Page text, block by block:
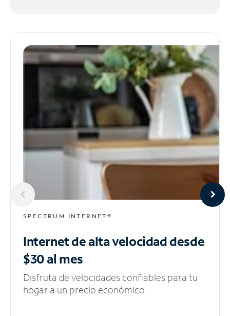
SPECTRUM INTERNET®
Internet de alta velocidaddesde
$30 al mes
Disfruta de velocidades confiables para tu
hogar a un precio económico.